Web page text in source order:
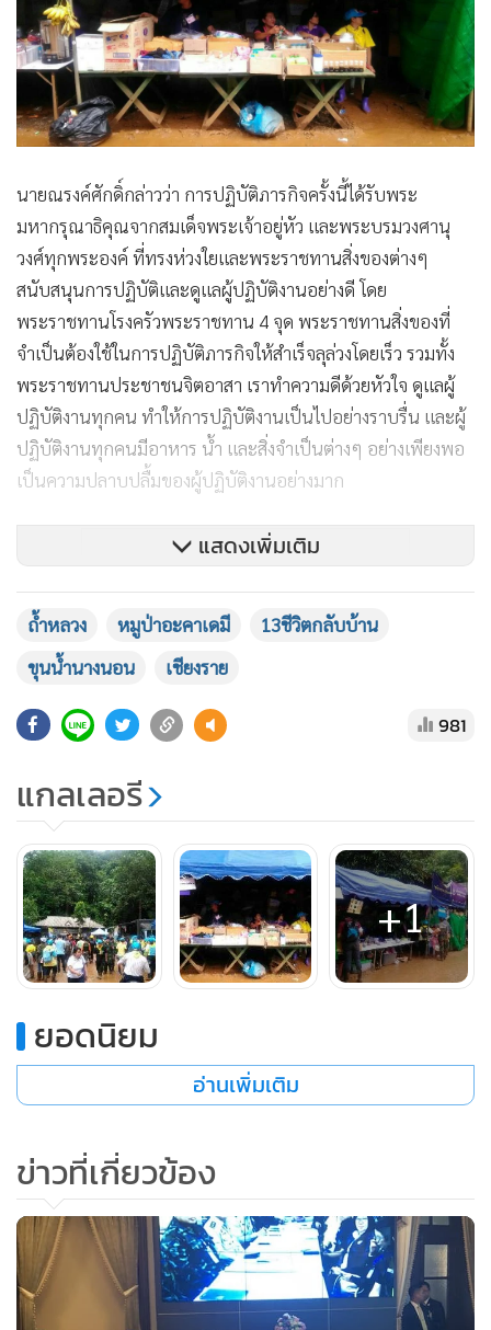
นายณรงค์ศักดิ์กล่าวว่า การปฏิบัติภารกิจครั้งนี้ได้รับพระ
มหากรุณาธิคุณจากสมเด็จพระเจ้าอยู่หัว และพระบรมวงศานุ
วงศ์ทุกพระองค์ ที่ทรงห่วงใยและพระราชทานสิ่งของต่างๆ
สนับสนุนการปฏิบัติและดูแลผู้ปฏิบัติงานอย่างดี โดย
พระราชทานโรงครัวพระราชทาน 4 จุด พระราชทานสิ่งของที่
จำเป็นต้องใช้ในการปฏิบัติภารกิจให้สำเร็จลุล่วงโดยเร็ว รวมทั้ง
พระราชทานประชาชนจิตอาสา เราทำความดีด้วยหัวใจ ดูแลผู้
ปฏิบัติงานทุกคน ทำให้การปฏิบัติงานเป็นไปอย่างราบรื่น และผู้
ปฏิบัติงานทุกคนมีอาหาร น้ำ และสิ่งจำเป็นต่างๆ อย่างเพียงพอ
เป็นความปลาบปลื้มของผู้ปฏิบัติงานอย่างมาก
ผู้ว่าราชการจังหวัดเชียงรายกล่าวว่า การช่วยเหลือชีวิตของน้องๆ
ทั้ง 13 คนไม่มีการขอรับบริจาคเงินและสิ่งของทุกกรณี หากผู้ใด
ฝ่าฝืนจะถูกดำเนินการตามกฎหมายทันที
แสดงเพิ่มเติม
ถ้ำหลวง หมูป่าอะคาเดมี
13ชีวิตกลับบ้าน
ขุนน้ำนางนอน
เชียงราย
981
แกลเลอรี
+1
ยอดนิยม
อ่านเพิ่มเติม
ข่าวที่เกี่ยวข้อง